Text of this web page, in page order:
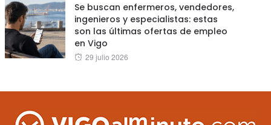
Se buscan enfermeros, vendedores,
ingenieros y especialistas: estas
son las últimas ofertas de empleo
en Vigo
Posted
29 julio 2026